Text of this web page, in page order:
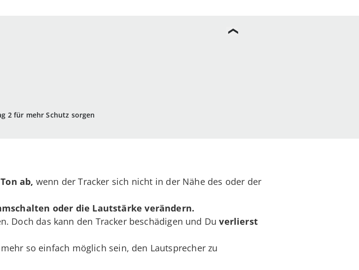
2 für mehr Schutz sorgen
ab, wenn der Tracker sich nicht in der Nähe des oder der
oder die Lautstärke verändern.
Doch das kann den Tracker beschädigen und Duverlierst
so einfach möglich sein, den Lautsprecher zu